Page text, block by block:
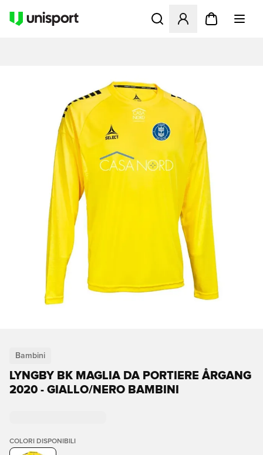
Apre una finestra modale
Bambini
LYNGBY BK MAGLIA DA PORTIERE ÅRGANG
2020 - GIALLO/NERO BAMBINI
COLORI DISPONIBILI